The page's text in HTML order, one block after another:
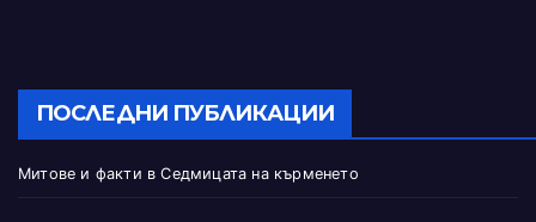
ПОСЛЕДНИ ПУБЛИКАЦИИ
Митове и факти в Седмицата на кърменето